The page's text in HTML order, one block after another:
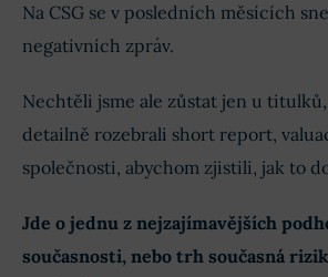
Na CSG se v posledních měsících
negativních zpráv.
Nechtěli jsme ale zůstat jen u titulků,
detailně rozebrali short report,
společnosti, abychom zjistili, jak to
Jde o jednu z nejzajímavějších
současnosti, nebo trh současná